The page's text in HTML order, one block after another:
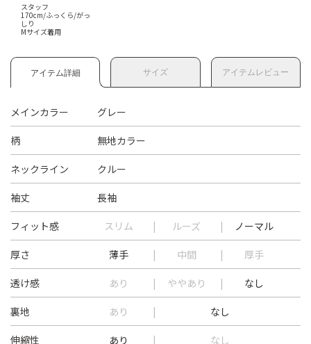
スタッフ
170cm/ふっくら/がっ
しり
Mサイズ着用
アイテム詳細 サイズ アイテムレビュー
メインカラー グレー
柄 無地カラー
ネックライン クルー
袖丈 長袖
フィット感 スリム ルーズ ノーマル
厚さ 薄手 中間 厚手
透け感 あり ややあり なし
裏地 あり なし
伸縮性 あり なし